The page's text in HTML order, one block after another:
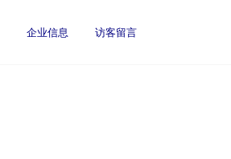
企业信息 访客留言